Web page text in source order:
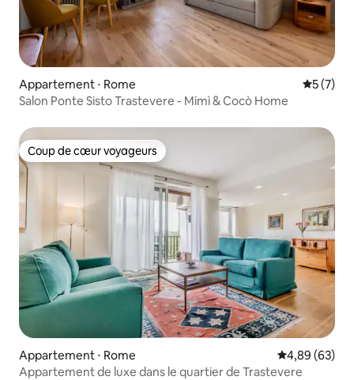
Appartement ⋅ Rome
5 (7)
Salon Ponte Sisto Trastevere - Mimì & Cocò Home
Coup de cœur voyageurs
Coup de cœur voyageurs
Appartement ⋅ Rome Évaluation
4,89 (63)
Appartement de luxe dans le quartier de Trastevere